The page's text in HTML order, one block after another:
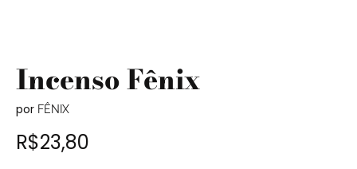
Incenso Fênix
por FÊNIX
R$23,80